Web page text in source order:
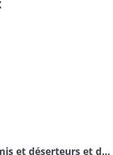
et préfectorales, jurisprudence, correspondance générale